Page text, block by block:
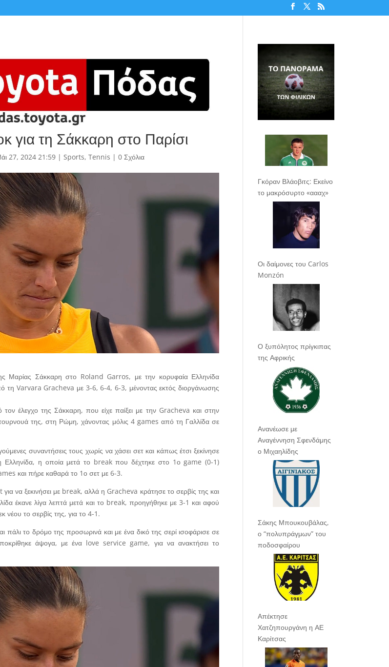
για τη Σάκκαρη στο Παρίσι
27, 2024 21:59| Sports, Tennis | 0 Σχόλια
Μαρίας Σάκκαρη στο Roland Garros, με την κορυφαία Ελληνίδα
τη Varvara Gracheva με 3-6, 6-4, 6-3, μένοντας εκτός διοργάνωσης
έλεγχο της Σάκκαρη, που είχε παίξει με την Gracheva και στην
της, στη Ρώμη, χάνοντας μόλις 4 games από τη Γαλλίδα σε
συναντήσεις τους χωρίς να χάσει σετ και κάπως έτσι ξεκίνησε
Ελληνίδα, η οποία μετά το break που δέχτηκε στο 1ο game (0-1)
και πήρε καθαρά το 1ο σετ με 6-3.
να ξεκινήσει με break, αλλά η Gracheva κράτησε το σερβίς της και
έκανε λίγα λεπτά μετά και το break, προηγήθηκε με 3-1 και αφού
νέου το σερβίς της, για το 4-1.
το δρόμο της προσωρινά και με ένα δικό της σερί ισοφάρισε σε
άψογα, με ένα love service game, για να ανακτήσει το
Γκόραν Βλάοβιτς: Εκείνο
το μακρόσυρτο «αααχ»
Οι δαίμονες του Carlos
Monzón
Ο ξυπόλητος πρίγκιπας
της Αφρικής
Ανανέωσε με
Αναγέννηση Σφενδάμης
ο Μιχαηλίδης
Σάκης Μπουκουβάλας,
ο “πολυπράγμων” του
ποδοσφαίρου
Απέκτησε
Χατζηπουργάνη η ΑΕ
Καρίτσας